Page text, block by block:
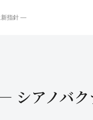
新指針 ―
シアノバ